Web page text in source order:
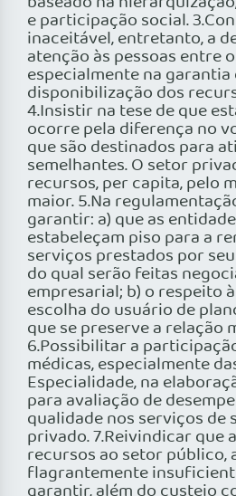
e participação social.
inaceitável, entretanto, a
atenção às pessoas entre
especialmente na garantia
disponibilização dos
4.Insistir na tese de que
ocorre pela diferença no
que são destinados para
semelhantes. O setor
recursos, per capita, pelo
maior. 5.Na
garantir: a) que as
estabeleçam piso para a
serviços prestados por
do qual serão feitas
empresarial; b) o respeito
escolha do usuário de
que se preserve a relação
6.Possibilitar a
médicas, especialmente
Especialidade, na
para avaliação de
qualidade nos serviços de
privado. 7.Reivindicar que
recursos ao setor público,
flagrantemente